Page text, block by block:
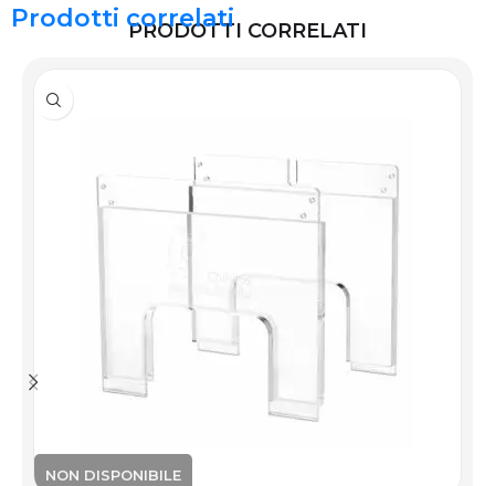
PRODOTTI CORRELATI
Prodotti correlati